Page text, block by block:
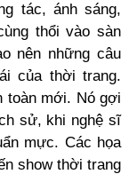
tác, ánh sáng,
thổi vào sàn
nên những câu
của thời trang.
toàn mới. Nó gợi
sử, khi nghệ sĩ
mực. Các họa
show thời trang